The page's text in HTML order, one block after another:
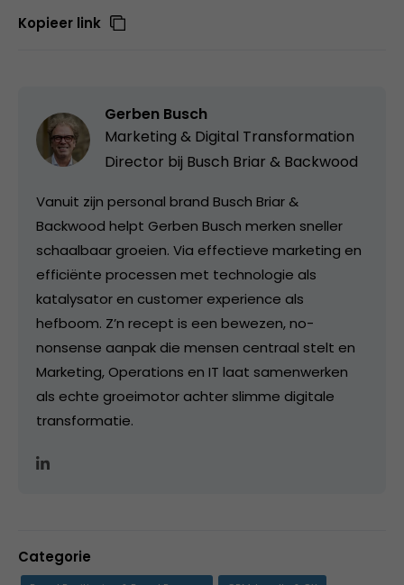
Kopieer link
Gerben Busch
Marketing & Digital Transformation
Director bij Busch Briar & Backwood
Vanuit zijn personal brand Busch Briar &
Backwood helpt Gerben Busch merken sneller
schaalbaar groeien. Via effectieve marketing en
efficiënte processen met technologie als
katalysator en customer experience als
hefboom. Z’n recept is een bewezen, no-
nonsense aanpak die mensen centraal stelt en
Marketing, Operations en IT laat samenwerken
als echte groeimotor achter slimme digitale
transformatie.
Categorie